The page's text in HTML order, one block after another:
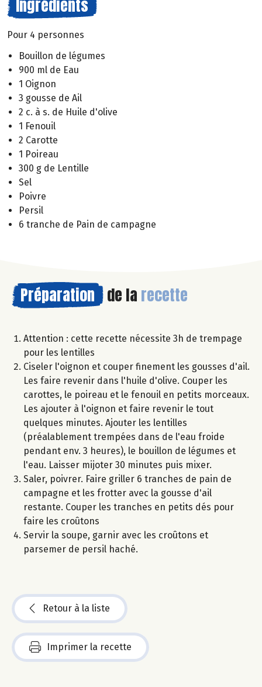
Ingrédients
Pour 4 personnes
Bouillon de légumes
900 ml de Eau
1 Oignon
3 gousse de Ail
2 c. à s. de Huile d'olive
1 Fenouil
2 Carotte
1 Poireau
300 g de Lentille
Sel
Poivre
Persil
6 tranche de Pain de campagne
Préparation de la recette
Attention : cette recette nécessite 3h de trempage
pour les lentilles
Ciseler l'oignon et couper finement les gousses d'ail.
Les faire revenir dans l'huile d'olive. Couper les
carottes, le poireau et le fenouil en petits morceaux.
Les ajouter à l'oignon et faire revenir le tout
quelques minutes. Ajouter les lentilles
(préalablement trempées dans de l'eau froide
pendant env. 3 heures), le bouillon de légumes et
l'eau. Laisser mijoter 30 minutes puis mixer.
Saler, poivrer. Faire griller 6 tranches de pain de
campagne et les frotter avec la gousse d'ail
restante. Couper les tranches en petits dés pour
faire les croûtons
Servir la soupe, garnir avec les croûtons et
parsemer de persil haché.
Retour à la liste
Imprimer la recette